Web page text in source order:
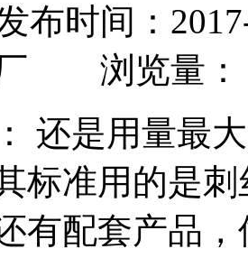
时间：
浏览量：
还是用量最
标准用的是
有配套产品